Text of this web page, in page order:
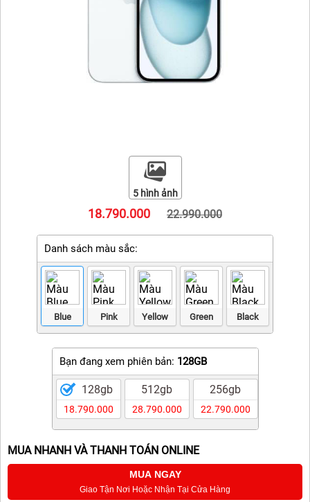
iPhone 12 Pro Max
iPhone 12 Pro
iPhone 12
iPhone 11 Pro Max
iPhone 11 Pro
iPhone 11
iPhone XS Max
APPLE WATCH
5 hình ảnh
18.790.000 22.990.000
Danh sách màu sắc:
Blue Pink Yellow Green Black
Bạn đang xem phiên bản: 128GB
128gb
18.790.000
512gb
28.790.000
256gb
22.790.000
MUA NHANH VÀ THANH TOÁN ONLINE
MUA NGAY
Giao Tận Nơi Hoặc Nhận Tại Cửa Hàng